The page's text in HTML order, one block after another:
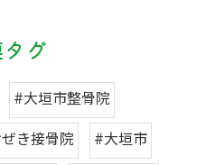
グ
#大垣市整骨院
き接骨院 #大垣市